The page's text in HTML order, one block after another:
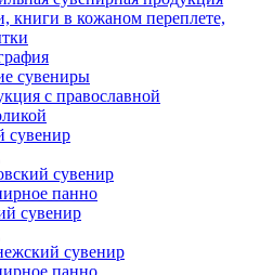
книги в кожаном переплете,
сувениры
с православной
сувенир
сувенир
панно
сувенир
сувенир
панно